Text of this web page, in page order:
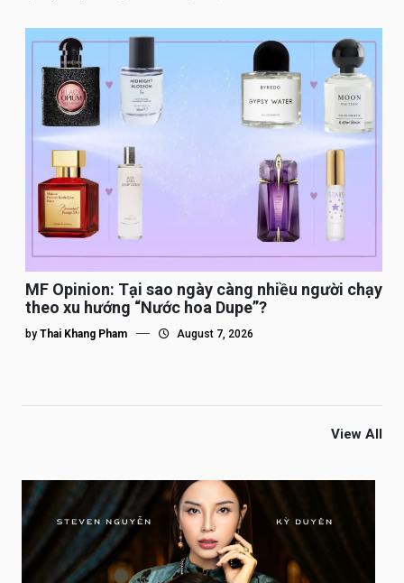
MF Opinion: Tại sao ngày càng nhiều người chạy
theo xu hướng “Nước hoa Dupe”?
by Thai Khang Pham August 7, 2026
View All